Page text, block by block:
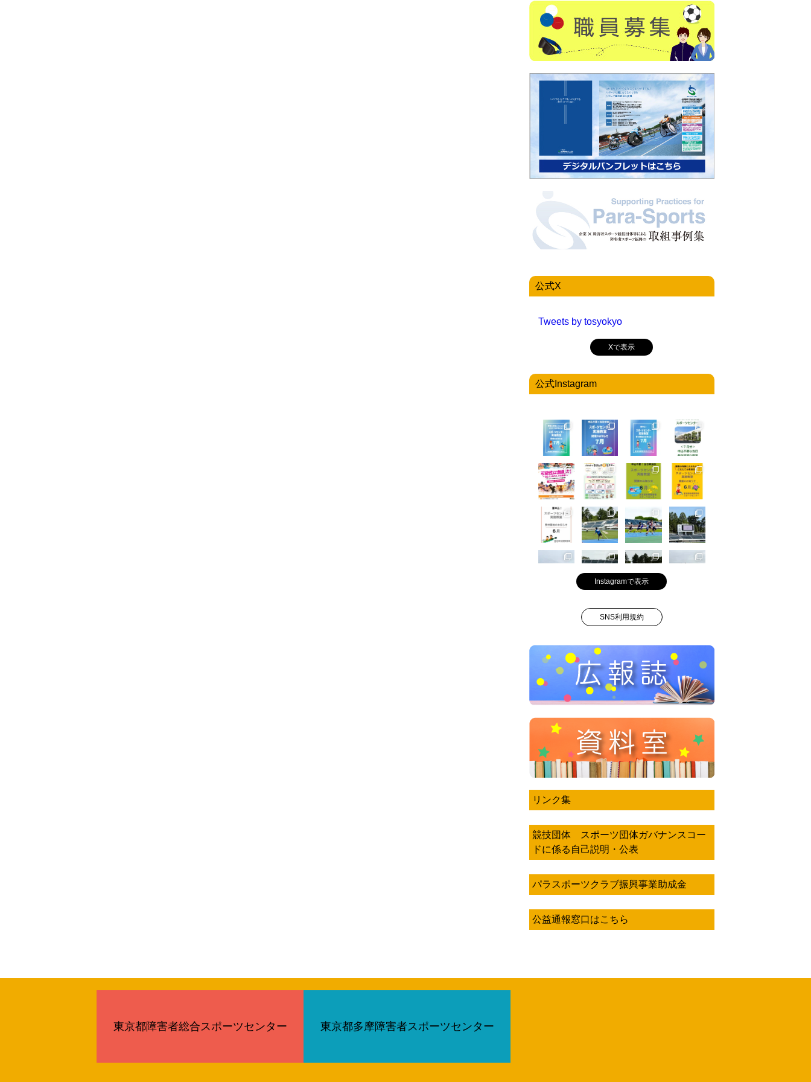
公式X
Tweets by tosyokyo
Xで表示
公式Instagram
Instagramで表示
SNS利用規約
リンク集
競技団体 スポーツ団体ガバナンスコー
ドに係る自己説明・公表
パラスポーツクラブ振興事業助成金
公益通報窓口はこちら
東京都障害者総合スポーツセンター 東京都多摩障害者スポーツセンター